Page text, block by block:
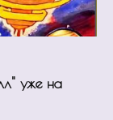
уже на